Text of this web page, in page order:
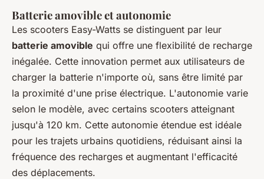
Batterie amovible et autonomie
Les scooters Easy-Watts se distinguent par leur
batterie amovible qui offre une flexibilité de recharge
inégalée. Cette innovation permet aux utilisateurs de
charger la batterie n'importe où, sans être limité par
la proximité d'une prise électrique. L'autonomie varie
selon le modèle, avec certains scooters atteignant
jusqu'à 120 km. Cette autonomie étendue est idéale
pour les trajets urbains quotidiens, réduisant ainsi la
fréquence des recharges et augmentant l'efficacité
des déplacements.